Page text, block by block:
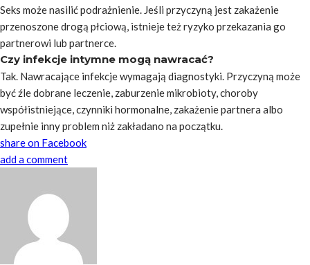
Seks może nasilić podrażnienie. Jeśli przyczyną jest zakażenie
przenoszone drogą płciową, istnieje też ryzyko przekazania go
partnerowi lub partnerce.
Czy infekcje intymne mogą nawracać?
Tak. Nawracające infekcje wymagają diagnostyki. Przyczyną może
być źle dobrane leczenie, zaburzenie mikrobioty, choroby
współistniejące, czynniki hormonalne, zakażenie partnera albo
zupełnie inny problem niż zakładano na początku.
share on Facebook
add a comment